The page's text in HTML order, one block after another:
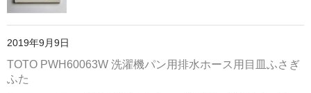
UB後付けタイプ
アクセサリー
2019年9月9日
TOTO PWH60063W 洗濯機パン用排水ホース用目皿ふさぎ
ふた